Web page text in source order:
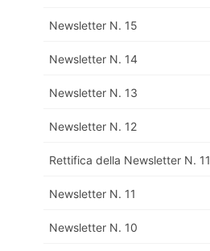
Newsletter N. 15
Newsletter N. 14
Newsletter N. 13
Newsletter N. 12
Rettifica della Newsletter N. 11
Newsletter N. 11
Newsletter N. 10